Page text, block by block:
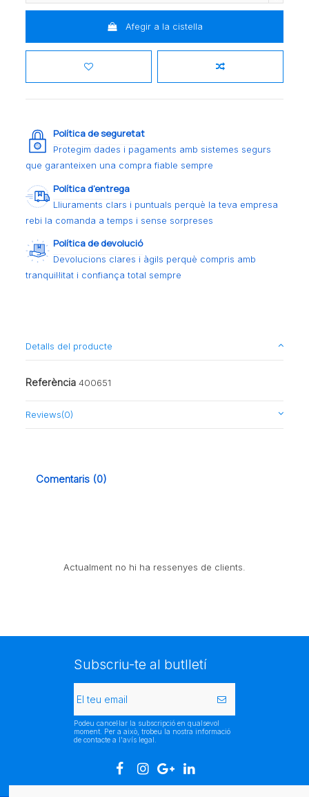
Afegir a la cistella
Política de seguretat
Protegim dades i pagaments amb sistemes segurs
que garanteixen una compra fiable sempre
Política d’entrega
Lliuraments clars i puntuals perquè la teva empresa
rebi la comanda a temps i sense sorpreses
Política de devolució
Devolucions clares i àgils perquè compris amb
tranquil·litat i confiança total sempre
Detalls del producte
Referència 400651
Reviews(0)
Comentaris (0)
Actualment no hi ha ressenyes de clients.
Subscriu-te al butlletí
Podeu cancel·lar la subscripció en qualsevol
moment. Per a això, trobeu la nostra informació
de contacte a l'avís legal.